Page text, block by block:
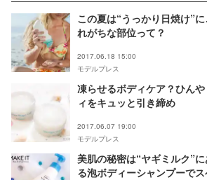
この夏は“うっかり日焼け”
れがちな部位って？
2017.06.18 15:00
モデルプレス
凍らせるボディケア？ひん
ィをキュッと引き締め
2017.06.07 19:00
モデルプレス
美肌の秘密は“ヤギミルク”
る泡ボディーシャンプーで